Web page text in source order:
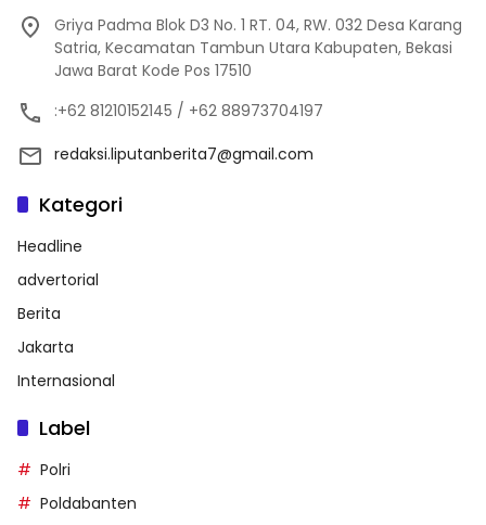
Griya Padma Blok D3 No. 1 RT. 04, RW. 032 Desa Karang
Satria, Kecamatan Tambun Utara Kabupaten, Bekasi
Jawa Barat Kode Pos 17510
:+62 81210152145 / +62 88973704197
redaksi.liputanberita7@gmail.com
Kategori
Headline
advertorial
Berita
Jakarta
Internasional
Label
Polri
Poldabanten